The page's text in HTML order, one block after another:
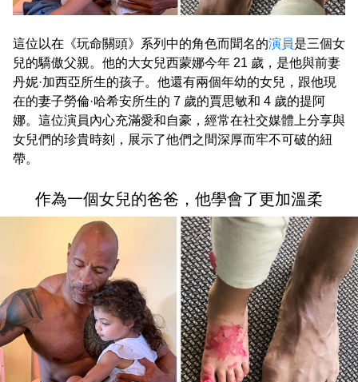
這位以在《玩命關頭》系列中的角色而聞名的演員是三個女
兒的驕傲父親。他的大女兒西蒙娜今年 21 歲，是他與前妻
丹妮·加西亞所生的孩子。他還有兩個年幼的女兒，跟他現
在的妻子勞倫·哈希安所生的 7 歲的賈思敏和 4 歲的提阿
娜。這位演員內心充滿愛和自豪，經常在社交媒體上分享與
女兒們的珍貴時刻，展示了他們之間深厚而牢不可破的紐
帶。
作為一個女兒的爸爸，他學會了更加溫柔